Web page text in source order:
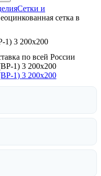
Сетки и
сетка в
1) 3 200x200
по всей России